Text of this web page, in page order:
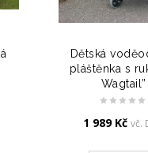
Dětská
pláštěnka s
Wagtail”
1 989 Kč vč.